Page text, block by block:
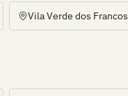
Vila Verde dos Francos